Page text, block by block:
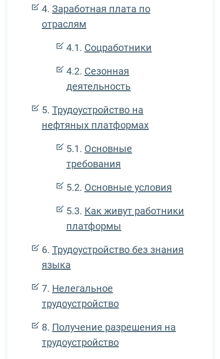
Заработная плата по
отраслям
Соцработники
Сезонная
деятельность
Трудоустройство на
нефтяных платформах
Основные
требования
Основные условия
Как живут работники
платформы
Трудоустройство без знания
языка
Нелегальное
трудоустройство
Получение разрешения на
трудоустройство